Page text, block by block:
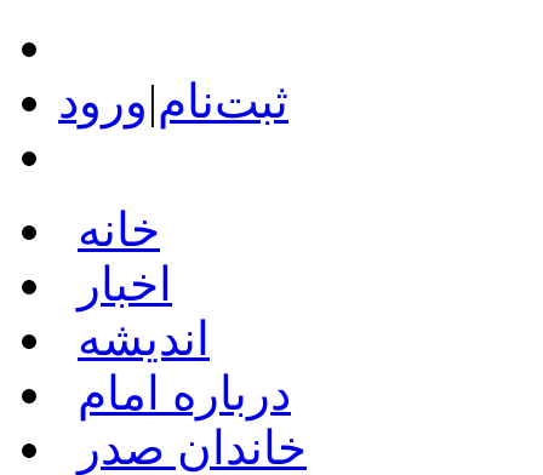
ثبت‌نام|ورود
خانه
اخبار
اندیشه
درباره امام
خاندان صدر